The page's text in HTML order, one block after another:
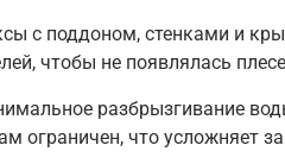
с поддоном, стенками и
чтобы не появлялась
разбрызгивание
ограничен, что усложняет